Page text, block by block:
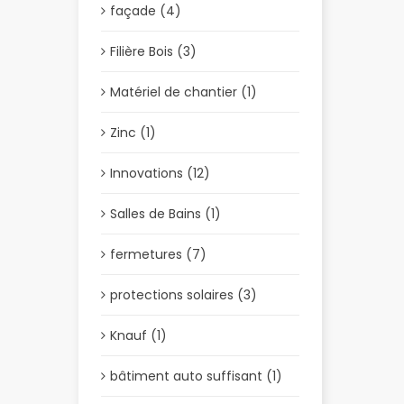
façade (4)
Filière Bois (3)
Matériel de chantier (1)
Zinc (1)
Innovations (12)
Salles de Bains (1)
fermetures (7)
protections solaires (3)
Knauf (1)
bâtiment auto suffisant (1)